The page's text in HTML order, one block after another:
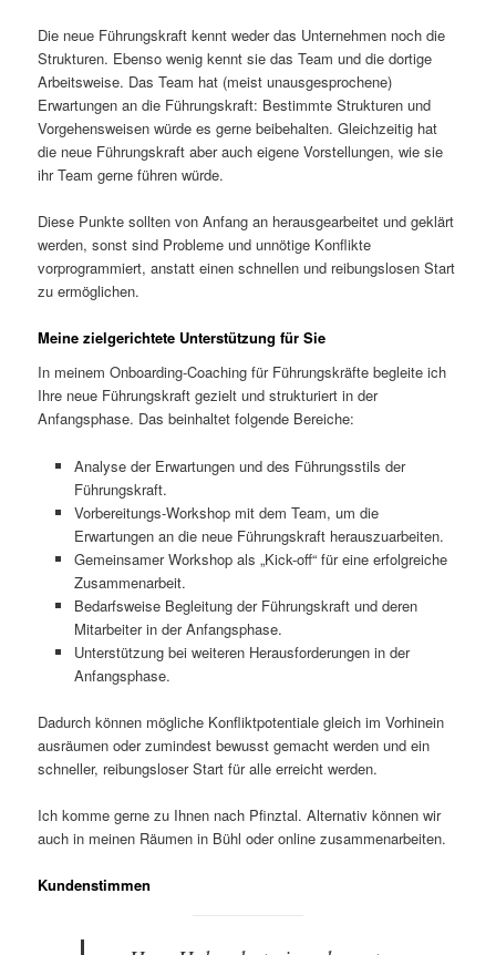
Die neue Führungskraft kennt weder das Unternehmen noch die
Strukturen. Ebenso wenig kennt sie das Team und die dortige
Arbeitsweise. Das Team hat (meist unausgesprochene)
Erwartungen an die Führungskraft: Bestimmte Strukturen und
Vorgehensweisen würde es gerne beibehalten. Gleichzeitig hat
die neue Führungskraft aber auch eigene Vorstellungen, wie sie
ihr Team gerne führen würde.
Diese Punkte sollten von Anfang an herausgearbeitet und geklärt
werden, sonst sind Probleme und unnötige Konflikte
vorprogrammiert, anstatt einen schnellen und reibungslosen Start
zu ermöglichen.
Meine zielgerichtete Unterstützung für Sie
In meinem Onboarding-Coaching für Führungskräfte begleite ich
Ihre neue Führungskraft gezielt und strukturiert in der
Anfangsphase. Das beinhaltet folgende Bereiche:
Analyse der Erwartungen und des Führungsstils der
Führungskraft.
Vorbereitungs-Workshop mit dem Team, um die
Erwartungen an die neue Führungskraft herauszuarbeiten.
Gemeinsamer Workshop als „Kick-off“ für eine erfolgreiche
Zusammenarbeit.
Bedarfsweise Begleitung der Führungskraft und deren
Mitarbeiter in der Anfangsphase.
Unterstützung bei weiteren Herausforderungen in der
Anfangsphase.
Dadurch können mögliche Konfliktpotentiale gleich im Vorhinein
ausräumen oder zumindest bewusst gemacht werden und ein
schneller, reibungsloser Start für alle erreicht werden.
Ich komme gerne zu Ihnen nach Pfinztal. Alternativ können wir
auch in meinen Räumen in Bühl oder online zusammenarbeiten.
Kundenstimmen